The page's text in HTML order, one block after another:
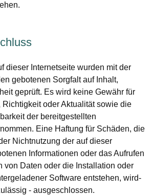
dieser Internetseite wurden mit der
gebotenen Sorgfalt auf Inhalt,
geprüft. Es wird keine Gewähr für
oder Aktualität sowie die
der bereitgestellten
Eine Haftung für Schäden, die
Nichtnutzung der auf dieser
Informationen oder das Aufrufen
von Daten oder die Installation oder
Software entstehen, wird-
- ausgeschlossen.